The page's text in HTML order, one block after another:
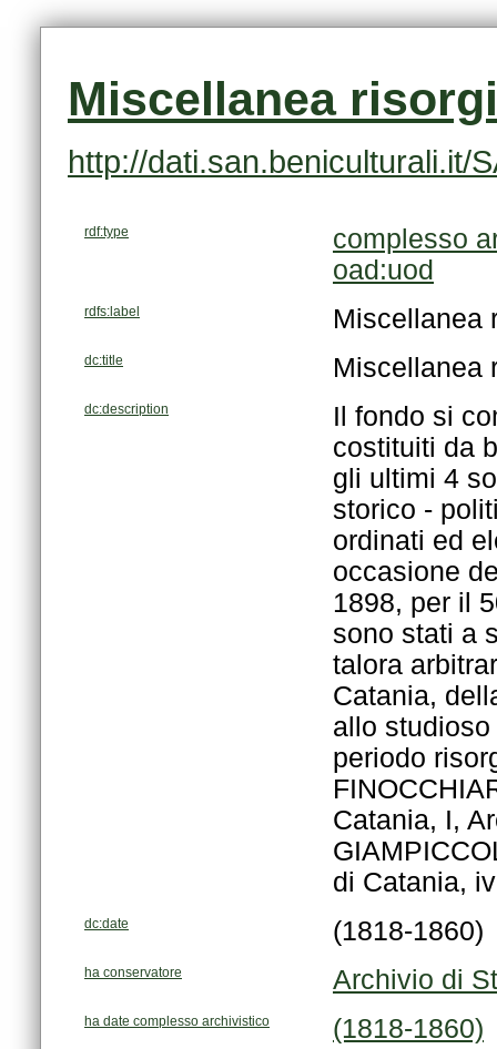
Miscellanea
http://dati.san.beniculturali.it/
rdf:type
complesso
oad:uod
rdfs:label Miscellanea
dc:title Miscellanea
dc:description
di Catania,
dc:date (1818-1860)
ha conservatore Archivio di
ha date complesso archivistico (1818-1860)